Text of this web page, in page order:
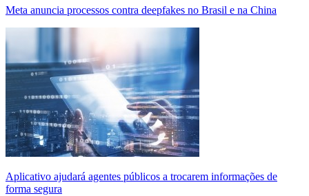
Meta anuncia processos contra deepfakes no Brasil e na China
Aplicativo ajudará agentes públicos a trocarem informações de
forma segura